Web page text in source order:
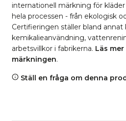
internationell märkning för
hela processen - från ekologisk
Certifieringen ställer bland annat
kemikalieanvändning,
arbetsvillkor i fabrikerna. Läs mer
märkningen.
Ställ en fråga om denna